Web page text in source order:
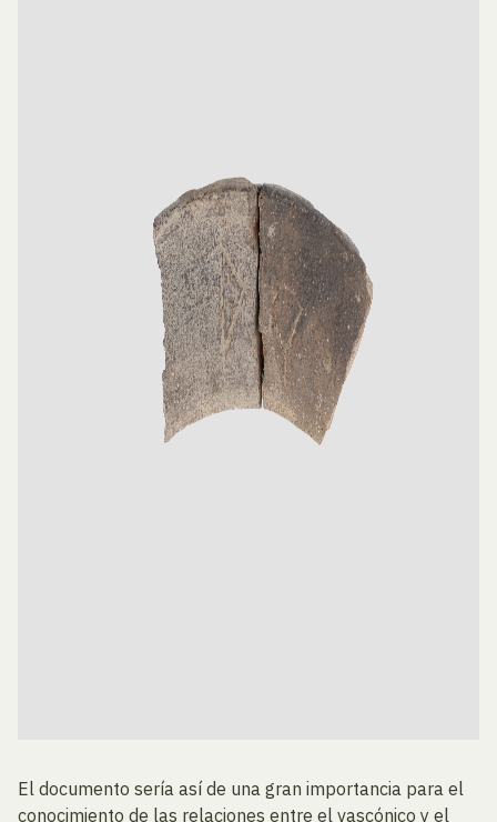
El documento sería así de una gran importancia para el
conocimiento de las relaciones entre el vascónico y el